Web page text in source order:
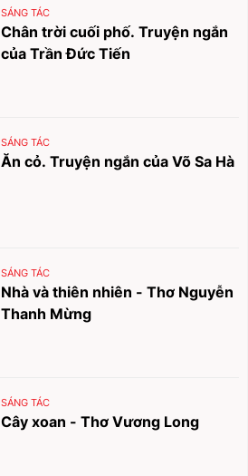
SÁNG TÁC
Chân trời cuối phố. Truyện ngắn
của Trần Đức Tiến
SÁNG TÁC
Ăn cỏ. Truyện ngắn của Võ Sa Hà
SÁNG TÁC
Nhà và thiên nhiên - Thơ Nguyễn
Thanh Mừng
SÁNG TÁC
Cây xoan - Thơ Vương Long